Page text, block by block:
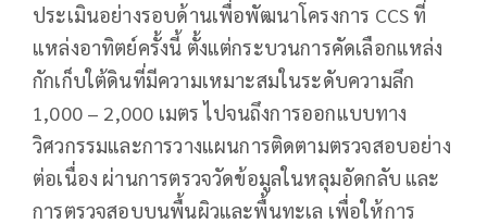
ประเมินอย่างรอบด้านเพื่อพัฒนาโครงการ CCS ที่
แหล่งอาทิตย์ครั้งนี้ ตั้งแต่กระบวนการคัดเลือกแหล่ง
กักเก็บใต้ดินที่มีความเหมาะสมในระดับความลึก
1,000 – 2,000 เมตร ไปจนถึงการออกแบบทาง
วิศวกรรมและการวางแผนการติดตามตรวจสอบอย่าง
ต่อเนื่อง ผ่านการตรวจวัดข้อมูลในหลุมอัดกลับ และ
การตรวจสอบบนพื้นผิวและพื้นทะเล เพื่อให้การ